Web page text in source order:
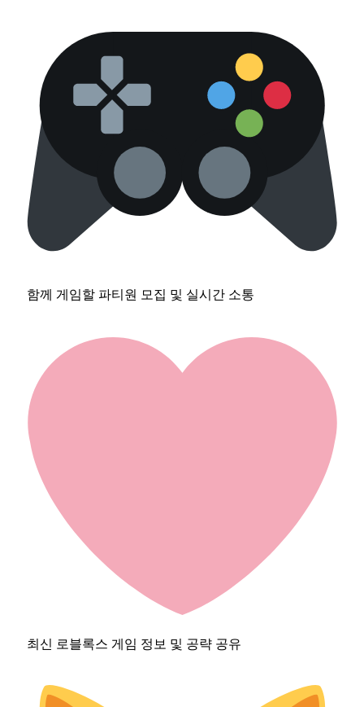
함께 게임할 파티원 모집 및 실시간 소통
최신 로블록스 게임 정보 및 공략 공유